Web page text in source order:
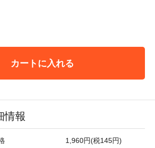
カートに入れる
情報
1,960円(税145円)